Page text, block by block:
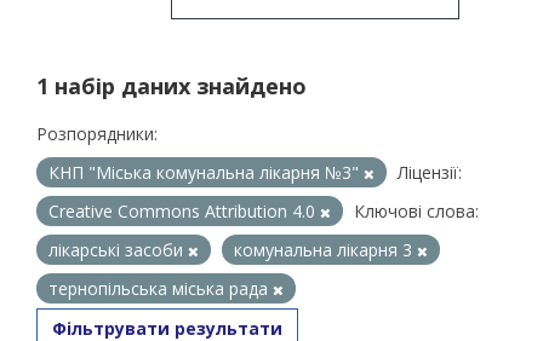
1 набір даних знайдено
Розпорядники:
КНП "Міська комунальна лікарня №3"
Ліцензії:
Creative Commons Attribution 4.0
Ключові слова:
лікарські засоби
комунальна лікарня 3
тернопільська міська рада
Фільтрувати результати